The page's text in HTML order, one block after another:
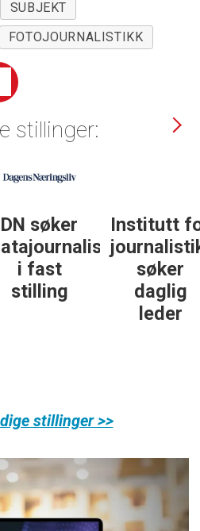
SUBJEKT
FOTOJOURNALISTIKK
stillinger:
for
søker
daglig
DN søker
some-
journalist
stillinger >>